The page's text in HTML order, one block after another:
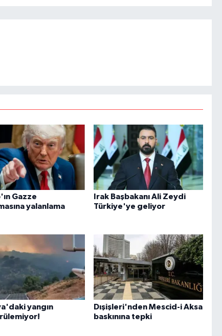
Gazze
yalanlama
Irak Başbakanı Ali Zeydi
Türkiye'ye geliyor
yangın
Dışişleri'nden Mescid-i Aksa
baskınına tepki